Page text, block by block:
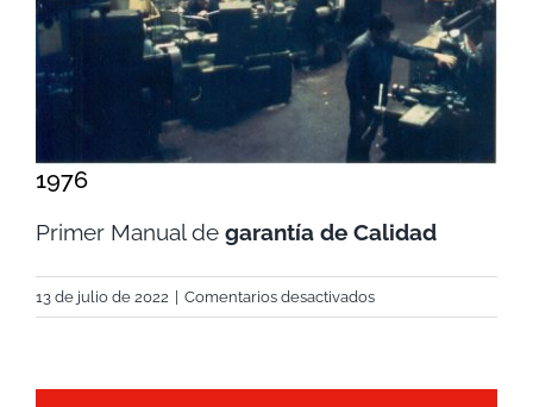
Contacto
Tienda
Contacto
1976
Primer Manual de garantía de Calidad
13 de julio de 2022 | Comentarios desactivadosen
1976